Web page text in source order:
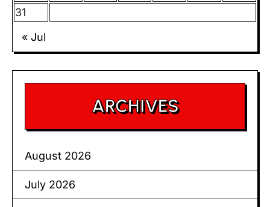
31
« Jul
ARCHIVES
August 2026
July 2026